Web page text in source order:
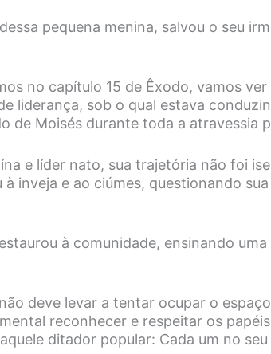
pequena menina, salvou o seu
no capítulo 15 de Êxodo, vamos ver
liderança, sob o qual estava
de Moisés durante toda a atravessia
e líder nato, sua trajetória não foi
à inveja e ao ciúmes, questionando
à comunidade, ensinando
deve levar a tentar ocupar o
reconhecer e respeitar os
ditador popular: Cada um no